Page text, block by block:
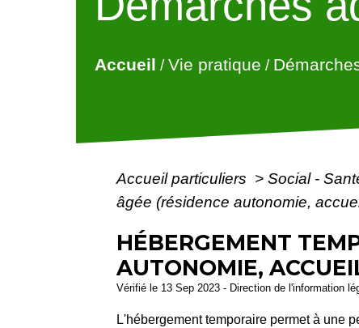
Accueil /Vie pratique /
Accueil particuliers > Social -
âgée (résidence autonomie,
HÉBERGEMENT
AUTONOMIE,
Vérifié le 13 Sep 2023 - Direction de l'information
L'hébergement temporaire permet à une